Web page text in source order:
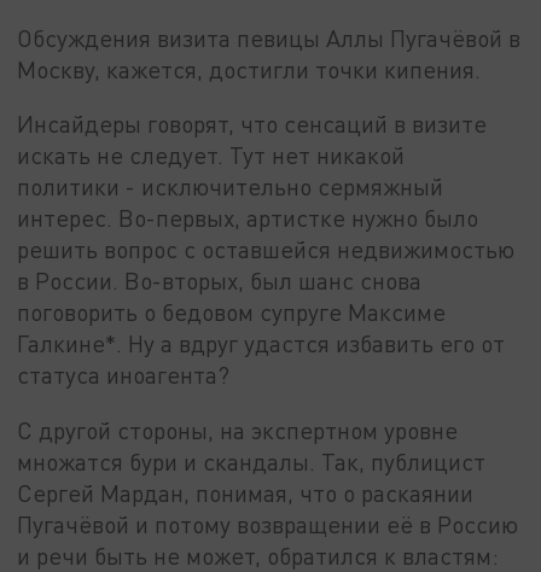
Обсуждения визита певицы Аллы Пугачёвой в
Москву, кажется, достигли точки кипения.
Инсайдеры говорят, что сенсаций в визите
искать не следует. Тут нет никакой
политики - исключительно сермяжный
интерес. Во-первых, артистке нужно было
решить вопрос с оставшейся недвижимостью
в России. Во-вторых, был шанс снова
поговорить о бедовом супруге Максиме
Галкине*. Ну а вдруг удастся избавить его от
статуса иноагента?
С другой стороны, на экспертном уровне
множатся бури и скандалы. Так, публицист
Сергей Мардан, понимая, что о раскаянии
Пугачёвой и потому возвращении её в Россию
и речи быть не может, обратился к властям: